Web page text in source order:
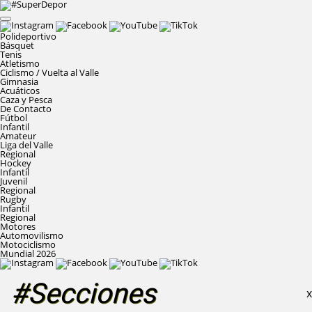
Polideportivo
Básquet
Tenis
Atletismo
Ciclismo / Vuelta al Valle
Gimnasia
Acuáticos
Caza y Pesca
De Contacto
Fútbol
Infantil
Amateur
Liga del Valle
Regional
Hockey
Infantil
Juvenil
Regional
Rugby
Infantil
Regional
Motores
Automovilismo
Motociclismo
Mundial 2026
#Secciones X